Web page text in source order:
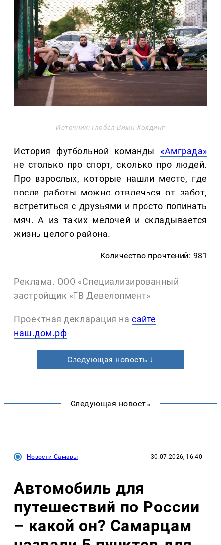
Источник: Глобал Вижн Холдинг
История футбольной команды «Амграда»
не столько про спорт, сколько про людей.
Про взрослых, которые нашли место, где
после работы можно отвлечься от забот,
встретиться с друзьями и просто попинать
мяч. А из таких мелочей и складывается
жизнь целого района.
Количество прочтений: 981
Реклама. ООО «Специализированный
застройщик «ГВ Девелопмент»
Проектная декларация на сайте
наш.дом.рф
Следующая новость ↓
Следующая новость
Новости Самары 30.07.2026, 16:40
Автомобиль для
путешествий по России
– какой он? Самарцам